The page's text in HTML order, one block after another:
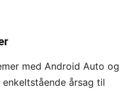
med Android Auto og
årsag til